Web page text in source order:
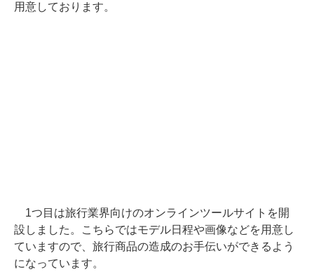
用意しております。
1つ目は旅行業界向けのオンラインツールサイトを開
設しました。こちらではモデル日程や画像などを用意し
ていますので、旅行商品の造成のお手伝いができるよう
になっています。